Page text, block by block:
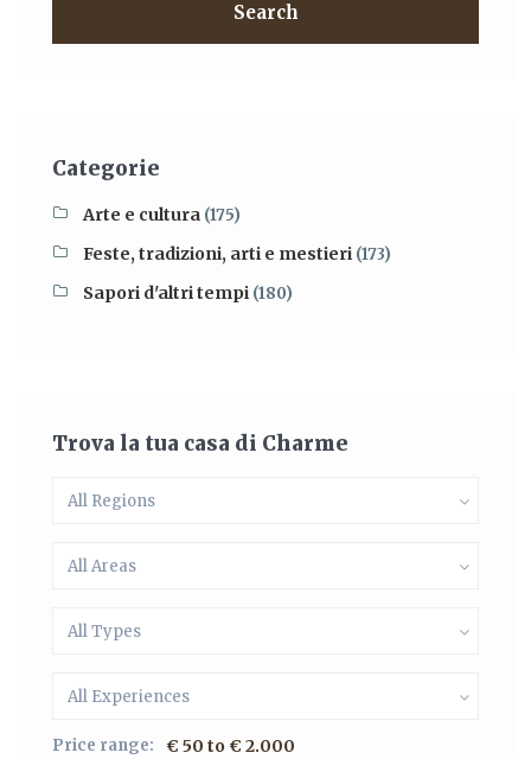
Search
Categorie
Arte e cultura (175)
Feste, tradizioni, arti e mestieri (173)
Sapori d'altri tempi (180)
Trova la tua casa di Charme
All Regions
All Areas
All Types
All Experiences
Price range: € 50 to € 2.000